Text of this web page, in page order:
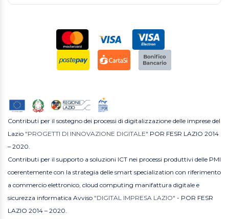
Contributi per il sostegno dei processi di digitalizzazione delle imprese del
Lazio "PROGETTI DI INNOVAZIONE DIGITALE" POR FESR LAZIO 2014
– 2020.
Contributi per il supporto a soluzioni ICT nei processi produttivi delle PMI
coerentemente con la strategia delle smart specialization con riferimento
a commercio elettronico, cloud computing manifattura digitale e
sicurezza informatica Avviso "DIGITAL IMPRESA LAZIO" - POR FESR
LAZIO 2014 – 2020.